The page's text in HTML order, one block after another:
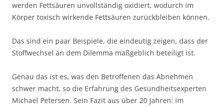
werden Fettsäuren unvollständig oxidiert, wodurch im
Körper toxisch wirkende Fettsäuren zurückbleiben können.
Das sind ein paar Beispiele, die eindeutig zeigen, dass der
Stoffwechsel an dem Dilemma maßgeblich beteiligt ist.
Genau das ist es, was den Betroffenen das Abnehmen
schwer macht, so die Erfahrung des Gesundheitsexperten
Michael Petersen. Sein Fazit aus über 20 Jahren: im